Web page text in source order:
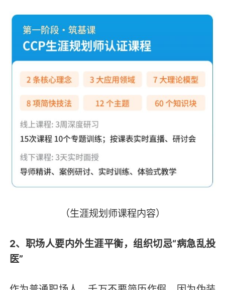
（生涯规划师课程内容）
2、职场人要内外生涯平衡，组织切忌“病急乱投
医”